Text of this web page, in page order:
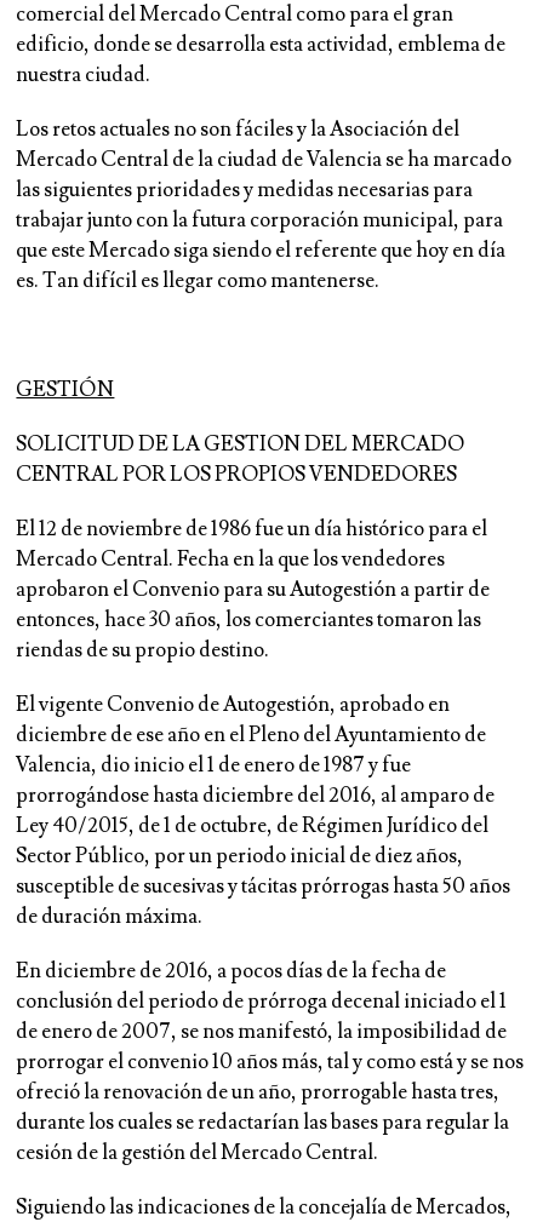
comercial del Mercado Central como para el gran
edificio, donde se desarrolla esta actividad, emblema de
nuestra ciudad.
Los retos actuales no son fáciles y la Asociación del
Mercado Central de la ciudad de Valencia se ha marcado
las siguientesprioridades y medidas necesariaspara
trabajar junto con la futura corporación municipal, para
que este Mercado siga siendo el referente que hoy en día
es. Tan difícil es llegar como mantenerse.
GESTIÓN
SOLICITUD DE LA GESTION DEL MERCADO
CENTRAL POR LOS PROPIOS VENDEDORES
El 12 de noviembre de 1986 fue un día histórico para el
Mercado Central. Fecha en la que los vendedores
aprobaron el Convenio para su Autogestión a partir de
entonces, hace 30 años, los comerciantes tomaron las
riendas de su propio destino.
El vigente Convenio de Autogestión, aprobado en
diciembre de ese año en el Pleno del Ayuntamiento de
Valencia, dio inicio el 1 de enero de 1987 y fue
prorrogándose hasta diciembre del 2016, al amparo de
Ley 40/2015, de 1 de octubre, de Régimen Jurídico del
Sector Público, por un periodo inicial de diez años,
susceptible de sucesivas y tácitas prórrogas hasta 50 años
de duración máxima.
En diciembre de 2016, a pocos días de la fecha de
conclusión del periodo de prórroga decenal iniciado el 1
de enero de 2007, se nos manifestó, la imposibilidad de
prorrogar el convenio 10 años más, tal y como está y se nos
ofreció la renovación de un año, prorrogable hasta tres,
durante los cuales se redactarían las bases para regular la
cesión de la gestión del Mercado Central.
Siguiendo las indicaciones de la concejalía de Mercados,